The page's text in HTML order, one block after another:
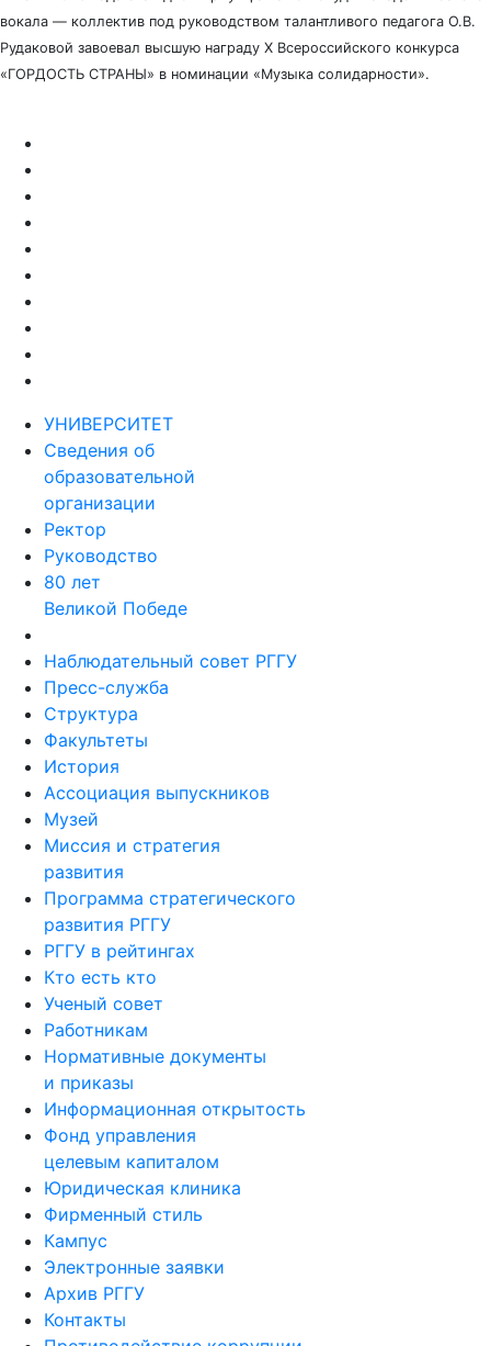
вокала — коллектив под руководством талантливого педагога О.В.
Рудаковой завоевал высшую награду X Всероссийского конкурса
«ГОРДОСТЬ СТРАНЫ» в номинации «Музыка солидарности».
УНИВЕРСИТЕТ
Сведения об
образовательной
организации
Ректор
Руководство
80 лет
Великой Победе
Наблюдательный совет РГГУ
Пресс-служба
Структура
Факультеты
История
Ассоциация выпускников
Музей
Миссия и стратегия
развития
Программа стратегического
развития РГГУ
РГГУ в рейтингах
Кто есть кто
Ученый совет
Работникам
Нормативные документы
и приказы
Информационная открытость
Фонд управления
целевым капиталом
Юридическая клиника
Фирменный стиль
Кампус
Электронные заявки
Архив РГГУ
Контакты